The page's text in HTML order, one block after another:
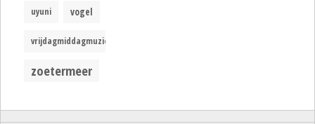
uyuni vogel
vrijdagmiddagmuziek
zoetermeer